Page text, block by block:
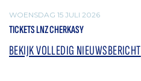
WOENSDAG 15 JULI 2026
TICKETS LNZ CHERKASY
BEKIJK VOLLEDIG NIEUWSBERICHT